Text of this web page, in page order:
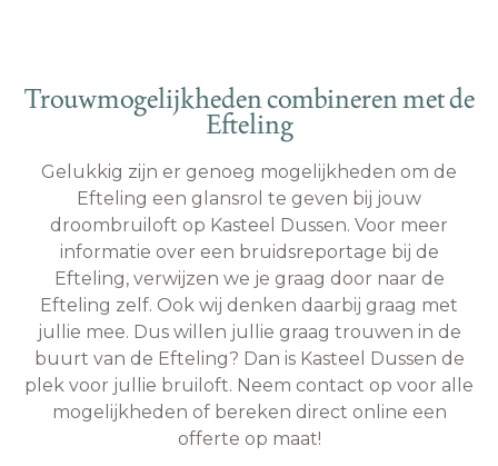
Trouwmogelijkheden combineren met de
Efteling
Gelukkig zijn er genoeg mogelijkheden om de
Efteling een glansrol te geven bij jouw
droombruiloft op Kasteel Dussen. Voor meer
informatie over een bruidsreportage bij de
Efteling, verwijzen we je graag door naar de
Efteling zelf. Ook wij denken daarbij graag met
jullie mee. Dus willen jullie graag trouwen in de
buurt van de Efteling? Dan is Kasteel Dussen de
plek voor jullie bruiloft. Neem contact op voor alle
mogelijkheden of bereken direct online een
offerte op maat!